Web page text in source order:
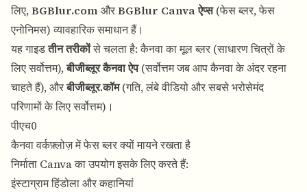
लिए,BGBlur.comऔरBGBlur Canva ऐप्स(फेस ब्लर, फेस
एनोनिमस) व्यावहारिक समाधान हैं।
यह गाइडतीन तरीकोंसे चलता है: कैनवा का मूल ब्लर (साधारण चित्रों के
लिए सर्वोत्तम),बीजीब्लूर कैनवा ऐप(सर्वोत्तम जब आप कैनवा के अंदर रहना
चाहते हैं), औरबीजीब्लूर.कॉम(गति, लंबे वीडियो और सबसे भरोसेमंद
परिणामों के लिए सर्वोत्तम)।
पीएच0
कैनवा वर्कफ़्लोज़ में फेस ब्लर क्यों मायने रखता है
निर्माता Canva का उपयोग इसके लिए करते हैं:
इंस्टाग्राम हिंडोला और कहानियां